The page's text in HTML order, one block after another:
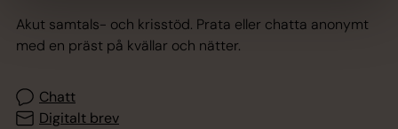
Akut samtals- och krisstöd. Prata eller chatta anonymt
med en präst på kvällar och nätter.
Chatt
Digitalt brev